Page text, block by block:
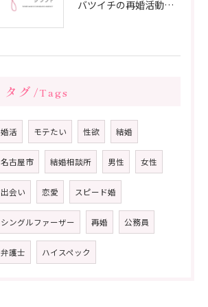
バツイチの再婚活動に成功するための戦略
タグ Tags
婚活 モテたい 性欲 結婚
名古屋市 結婚相談所 男性 女性
出会い 恋愛 スピード婚
シングルファーザー 再婚 公務員
弁護士 ハイスペック